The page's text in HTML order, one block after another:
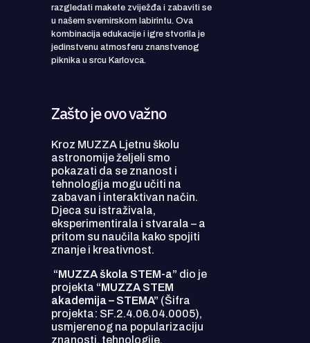
razgledati makete zviježđa i zabaviti se
u našem svemirskom labirintu. Ova
kombinacija edukacije i igre stvorila je
jedinstvenu atmosferu znanstvenog
piknika u srcu Karlovca.
Zašto je ovo važno
Kroz MUZZA Ljetnu školu
astronomije željeli smo
pokazati da se znanost i
tehnologija mogu učiti na
zabavan i interaktivan način.
Djeca su istraživala,
eksperimentirala i stvarala – a
pritom su naučila kako spojiti
znanje i kreativnost.
“MUZZA škola STEM-a” dio je
projekta “MUZZA STEM
akademija – STEMA” (Šifra
projekta: SF.2.4.06.04.0005),
usmjerenog na popularizaciju
znanosti, tehnologije,